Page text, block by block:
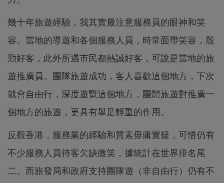
幾十年旅遊經驗，我其實最注意服務員的眼神和笑
容。當地的導遊和各個服務人員，時常面帶笑容，殷
勤好客，此外所遇市民都熱誠好客，可說是當地的旅
遊推廣員。團隊旅遊成功，客人喜歡這個地方，下次
就會自由行，深度遊覽這個地方，團體旅遊對推廣一
個地方的旅遊，更具有舉足輕重的作用。
反觀香港，服務業的經驗和質素毋庸置疑，可惜仍有
不少服務人員待客欠缺微笑，據統計在世界排名尾
二。而旅發局和政府支持團隊遊（非自由行）仍有不